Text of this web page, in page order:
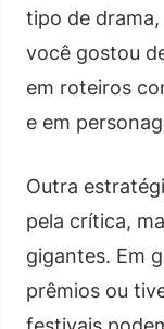
tipo de
você gostou
em roteiros
e em
Outra
pela crítica,
gigantes. Em
prêmios ou